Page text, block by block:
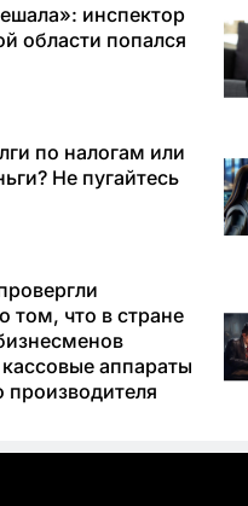
инспектор
области попался
по налогам или
Не пугайтесь
что в стране
аппараты
производителя